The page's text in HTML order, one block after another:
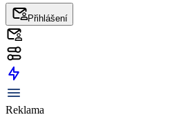
Přihlášení
Reklama